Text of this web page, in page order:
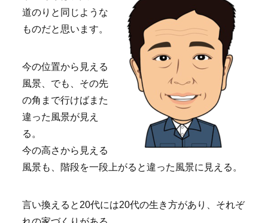
道のりと同じような
ものだと思います。
今の位置から見える
風景、でも、その先
の角まで行けばまた
違った風景が見え
る。
今の高さから見える
風景も、階段を一段上がると違った風景に見える。
言い換えると20代には20代の生き方があり、それぞ